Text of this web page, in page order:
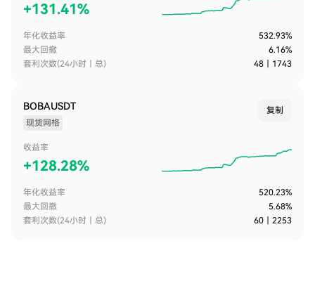
+131.41%
年化收益率
532.93%
最大回撤
6.16%
套利次数(24小时｜总)
48 1743
BOBAUSDT
现货网格
复制
收益率
+128.28%
年化收益率
520.23%
最大回撤
5.68%
套利次数(24小时｜总)
60 2253